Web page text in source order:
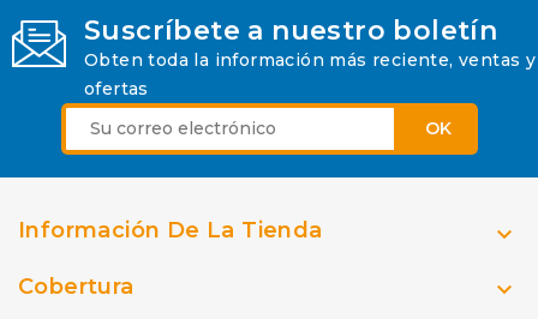
Suscríbete a nuestro boletín
Obten toda la información más reciente, ventas y
ofertas
Información De La Tienda 
Cobertura 